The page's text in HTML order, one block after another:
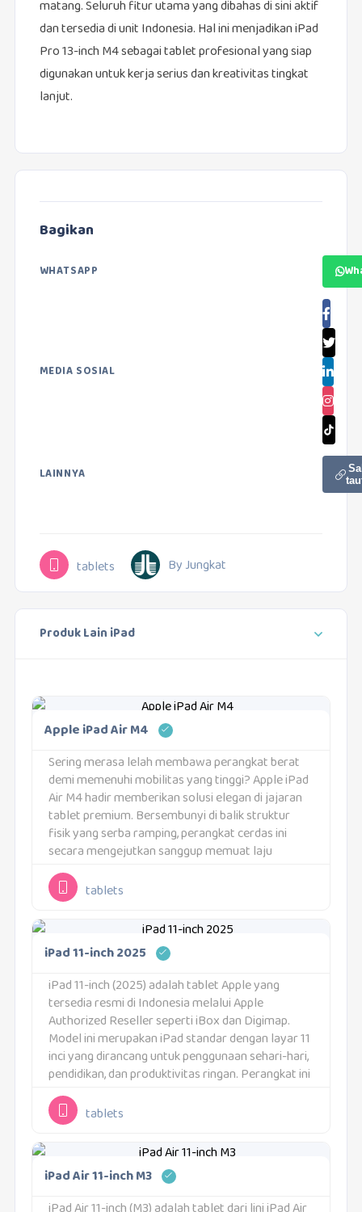
matang. Seluruh fitur utama yang dibahas di sini aktif
dan tersedia di unit Indonesia. Hal ini menjadikan iPad
Pro 13-inch M4 sebagai tablet profesional yang siap
digunakan untuk kerja serius dan kreativitas tingkat
lanjut.
Bagikan
WHATSAPP
MEDIA SOSIAL
LAINNYA
tablets By Jungkat
Produk Lain iPad
Apple iPad Air M4
Sering merasa lelah membawa perangkat berat
demi memenuhi mobilitas yang tinggi? Apple iPad
Air M4 hadir memberikan solusi elegan di jajaran
tablet premium. Bersembunyi di balik struktur
fisik yang serba ramping, perangkat cerdas ini
secara mengejutkan sanggup memuat laju
komputasi yang sangat responsif. Fleksibilitas
tingkat tinggi ini menjadikannya pendamping
andal...
tablets
iPad 11-inch 2025
iPad 11-inch (2025) adalah tablet Apple yang
tersedia resmi di Indonesia melalui Apple
Authorized Reseller seperti iBox dan Digimap.
Model ini merupakan iPad standar dengan layar 11
inci yang dirancang untuk penggunaan sehari-hari,
pendidikan, dan produktivitas ringan. Perangkat ini
diposisikan sebagai iPad yang mudah digunakan
oleh berbagai kalangan pengguna.iPad 11-inch...
tablets
iPad Air 11-inch M3